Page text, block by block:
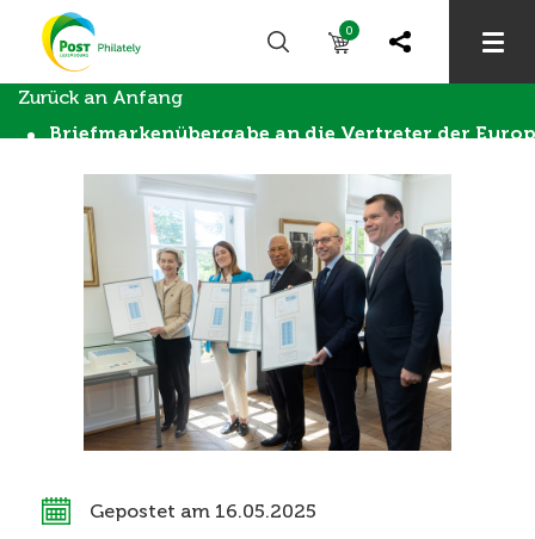
0
Zurück an Anfang
Briefmarkenübergabe an die Vertreter der
Gepostet am 16.05.2025